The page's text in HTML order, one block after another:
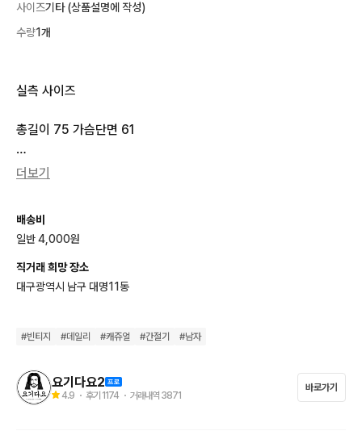
사이즈기타 (상품설명에 작성)
수량1개
실측 사이즈
총길이 75 가슴단면 61
상태 9/10
-참여방법-
팔로우+2장이상구매 = 택배비무료
   착불로 바로 결제시 이벤트 적용불가
- 알림설정은 선택이니 꺼주셔도 됩니다
더보기
배송비
일반 4,000원
직거래 희망 장소
대구광역시 남구 대명11동
#빈티지 #데일리 #캐쥬얼 #간절기 #남자
요기다요2
4.9 ・ 후기 1174 ・ 거래내역 3871
바로가기